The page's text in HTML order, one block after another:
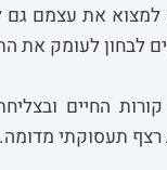
למצוא את
לבחון לעומק
החיים
רצף תעסוקתי מדומה.